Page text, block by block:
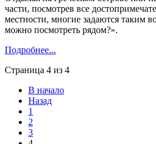
части, посмотрев все
местности, многие задаются таким
можно посмотреть рядом?».
Подробнее...
Страница 4 из 4
В начало
Назад
1
2
3